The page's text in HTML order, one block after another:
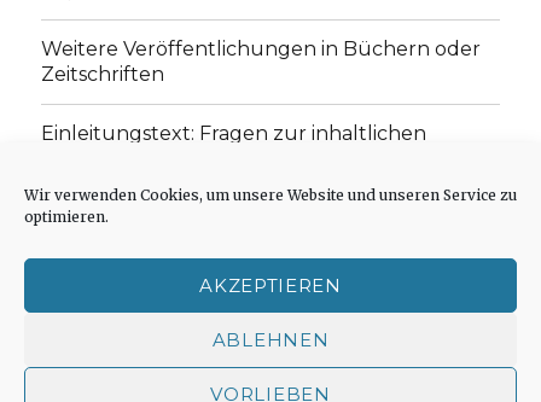
Wir verwenden Cookies, um unsere Website und unseren Service zu
optimieren.
AKZEPTIEREN
ABLEHNEN
VORLIEBEN
Weitere Veröffentlichungen in Büchern oder
Zeitschriften
Einleitungstext: Fragen zur inhaltlichen
„schwachen Glaubens“
Cookie-Richtlinie (EU)